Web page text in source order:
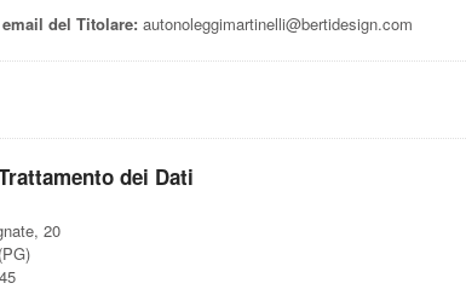
del Titolare: autonoleggimartinelli@bertidesign.com
dei Dati
20